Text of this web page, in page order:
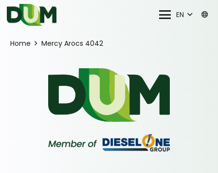
EN
Home Mercy Arocs 4042